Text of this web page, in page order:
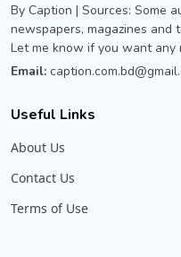
By Caption | Sources: Some
newspapers, magazines and
Let me know if you want any
Email:
Useful Links
About Us
Contact Us
Terms of Use